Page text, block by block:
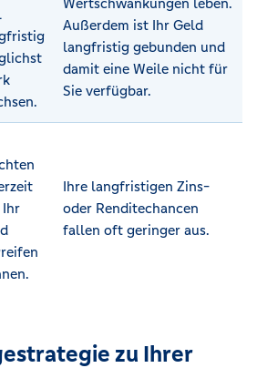
Außerdem ist Ihr Geld
langfristig gebunden und
damit eine Weile nicht für
Sie verfügbar.
Ihre langfristigen Zins-
oder Renditechancen
fallen oft geringer aus.
zu Ihrer